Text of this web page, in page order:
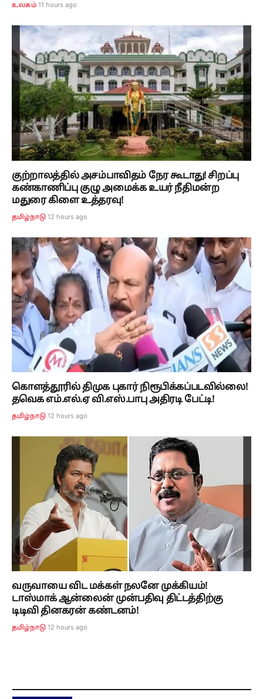
உலகம் 11 hours ago
குற்றாலத்தில் அசம்பாவிதம் நேர கூடாது! சிறப்பு
கண்காணிப்பு குழு அமைக்க உயர் நீதிமன்ற
மதுரை கிளை உத்தரவு!
தமிழ்நாடு 12 hours ago
கொளத்தூரில் திமுக புகார் நிரூபிக்கப்படவில்லை!
தவெக எம்.எல்.ஏ வி.எஸ்.பாபு அதிரடி பேட்டி!
தமிழ்நாடு 12 hours ago
வருவாயை விட மக்கள் நலனே முக்கியம்!
டாஸ்மாக் ஆன்லைன் முன்பதிவு திட்டத்திற்கு
டிடிவி தினகரன் கண்டனம்!
தமிழ்நாடு 12 hours ago